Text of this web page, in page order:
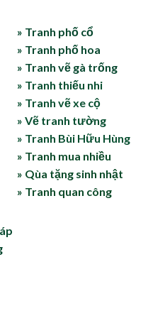
» Tranh phố cổ
» Tranh phố hoa
» Tranh vẽ gà trống
» Tranh thiếu nhi
» Tranh vẽ xe cộ
» Vẽ tranh tường
» Tranh Bùi Hữu Hùng
» Tranh mua nhiều
» Qùa tặng sinh nhật
» Tranh quan công